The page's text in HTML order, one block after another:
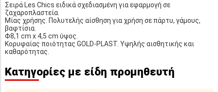
Σειρά Les Chics ειδικά σχεδιασμένη για εφαρμογή σε
ζαχαροπλαστεία.
Μίας χρήσης. Πολυτελής αίσθηση για χρήση σε πάρτυ, γάμους,
βαφτίσια.
Φ8,1 cm x 4,5 cm ύψος.
Κορυφαίας ποιότητας GOLD-PLAST. Υψηλής αισθητικής και
καθαρότητας.
Κατηγορίες με είδη προμηθευτή